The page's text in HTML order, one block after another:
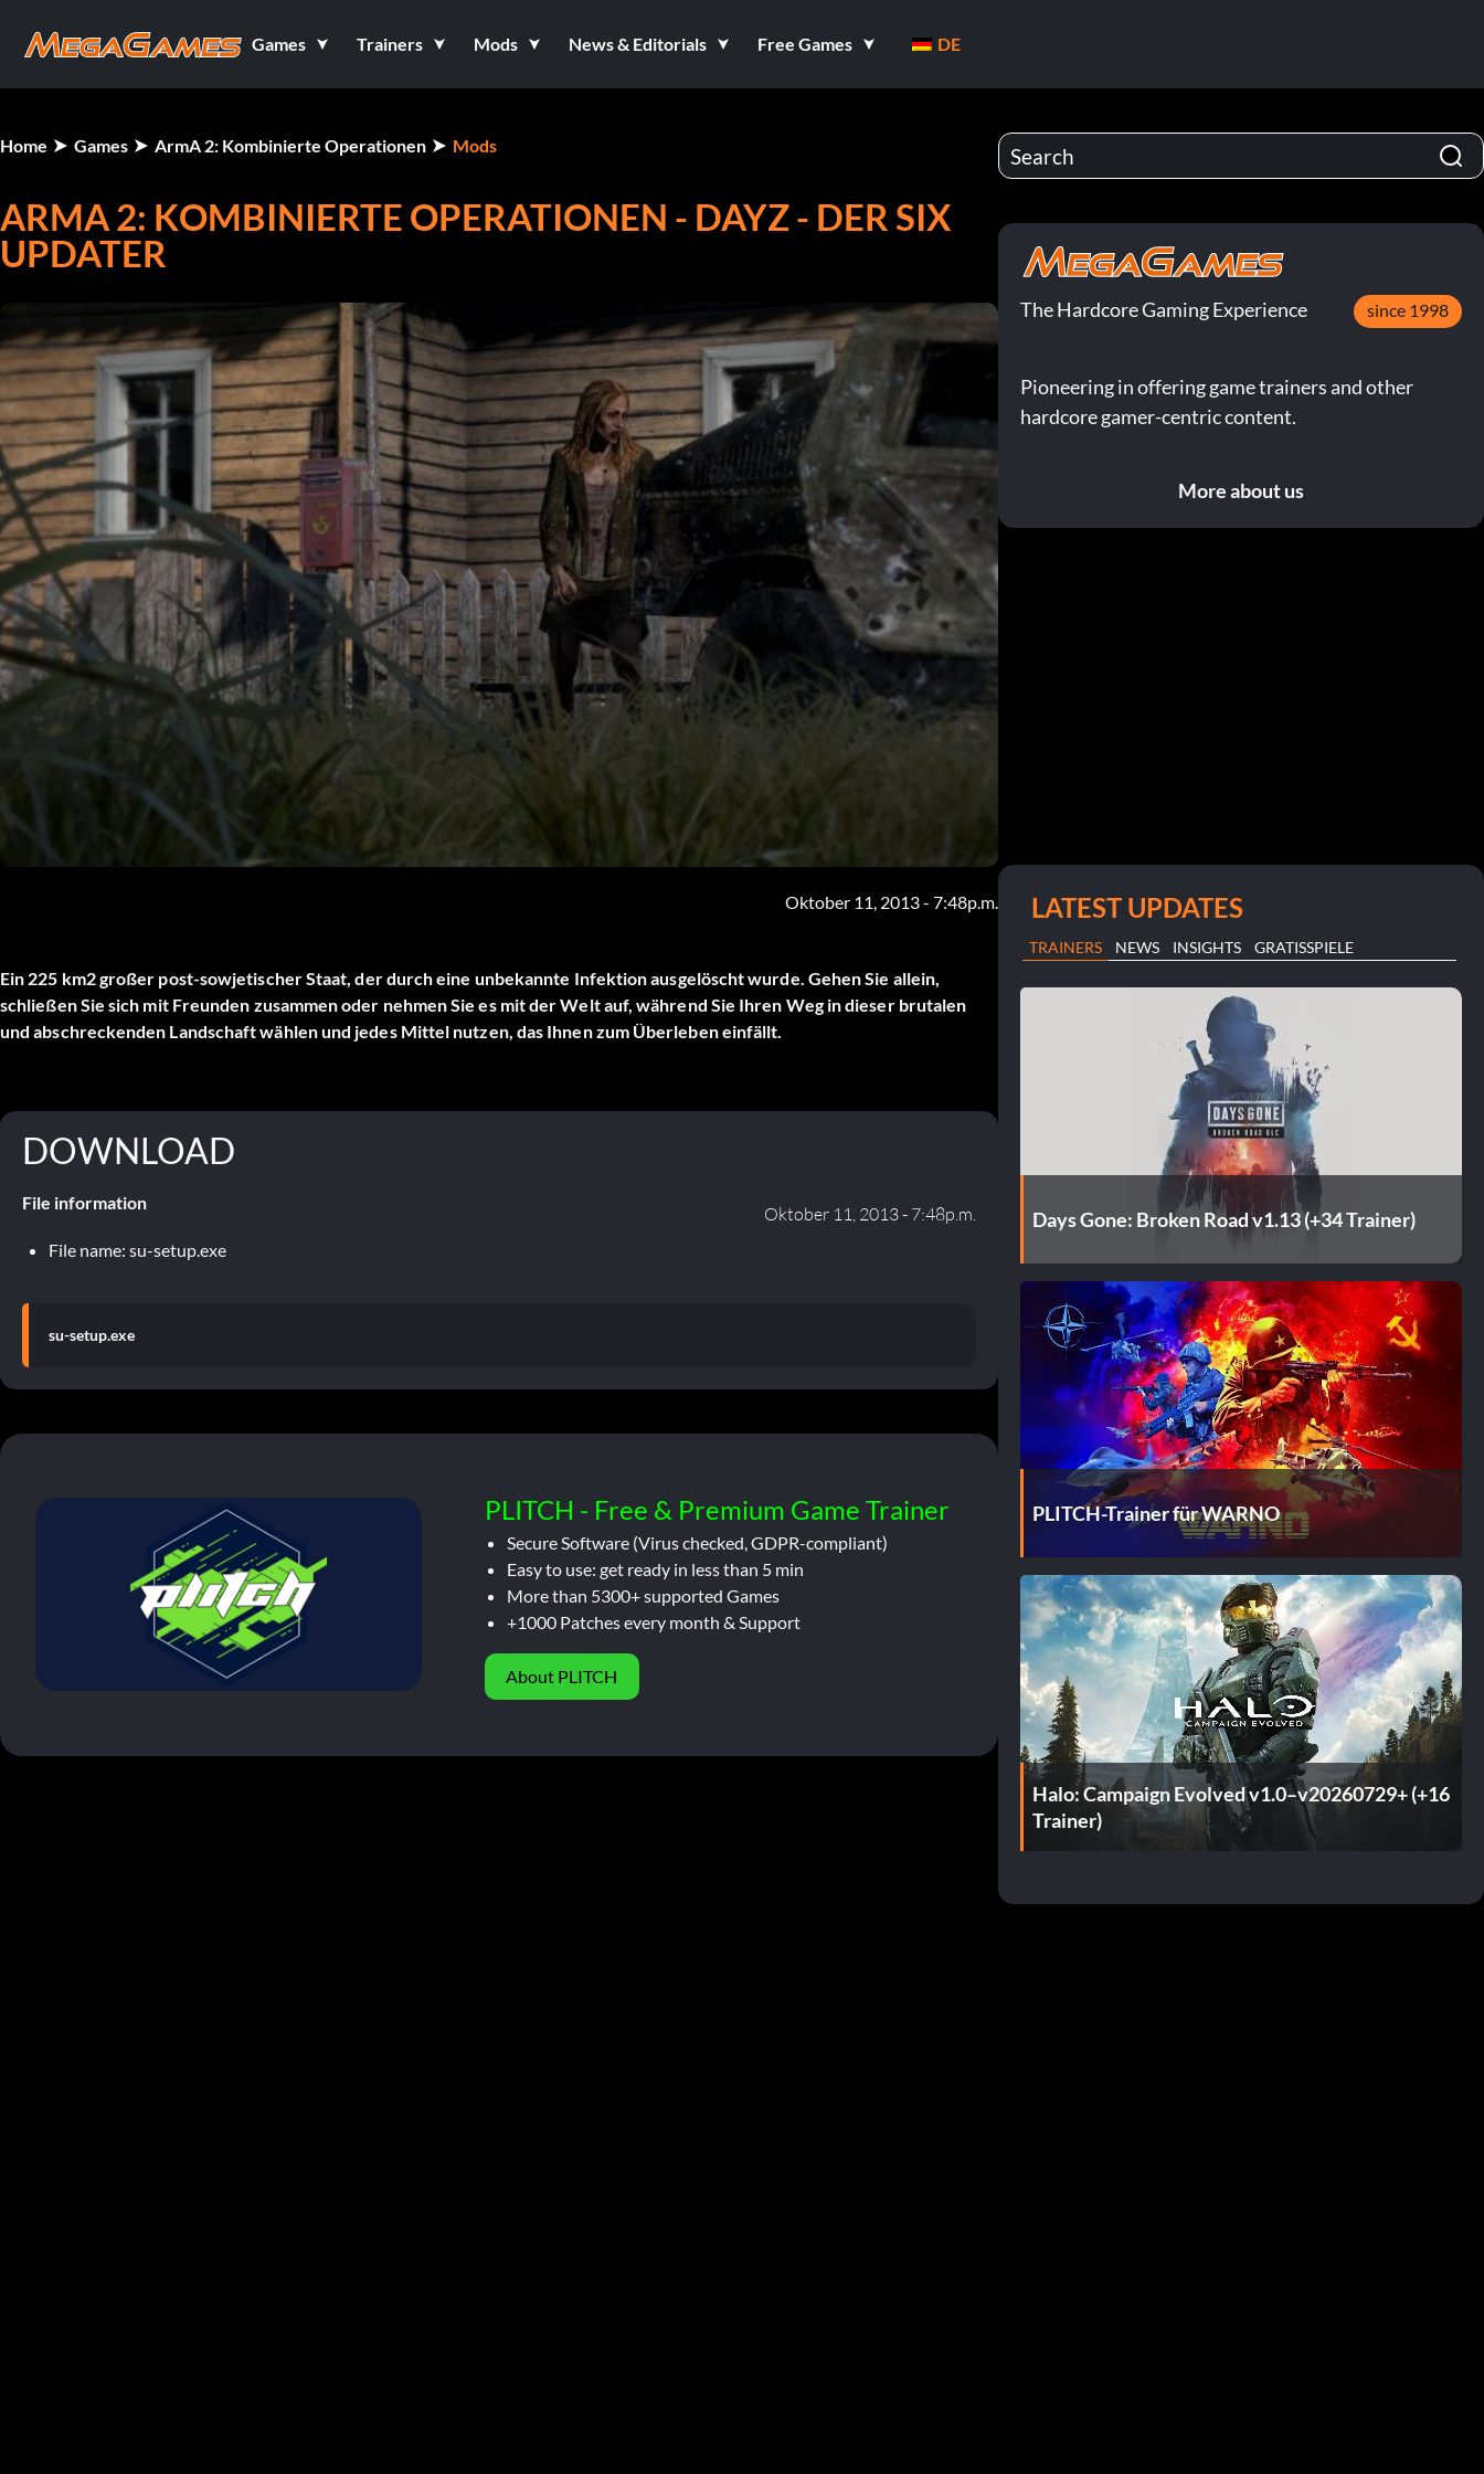
Games Trainers Mods News & Editorials Free Games DE
Home Games ArmA 2: Kombinierte Operationen Mods
ARMA 2: KOMBINIERTE OPERATIONEN - DAYZ - DER SIX
UPDATER
Oktober 11, 2013 - 7:48p.m.
Ein 225 km2 großer post-sowjetischer Staat, der durch eine unbekannte Infektion ausgelöscht wurde. Gehen Sie allein,
schließen Sie sich mit Freunden zusammen oder nehmen Sie es mit der Welt auf, während Sie Ihren Weg in dieser brutalen
und abschreckenden Landschaft wählen und jedes Mittel nutzen, das Ihnen zum Überleben einfällt.
DOWNLOAD
File information
Oktober 11, 2013 - 7:48p.m.
File name: su-setup.exe
su-setup.exe
PLITCH - Free & Premium Game Trainer
Secure Software (Virus checked, GDPR-compliant)
Easy to use: get ready in less than 5 min
More than 5300+ supported Games
+1000 Patches every month & Support
About PLITCH
The Hardcore Gaming Experience since 1998
Pioneering in offering game trainers and other
hardcore gamer-centric content.
More about us
LATEST UPDATES
TRAINERS NEWS INSIGHTS GRATISSPIELE
Days Gone: Broken Road v1.13 (+34 Trainer)
PLITCH-Trainer für WARNO
Halo: Campaign Evolved v1.0–v20260729+ (+16
Trainer)